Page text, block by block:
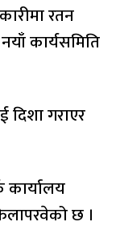
रतन
कार्यसमिति
गराएर
कार्यालय
छ ।